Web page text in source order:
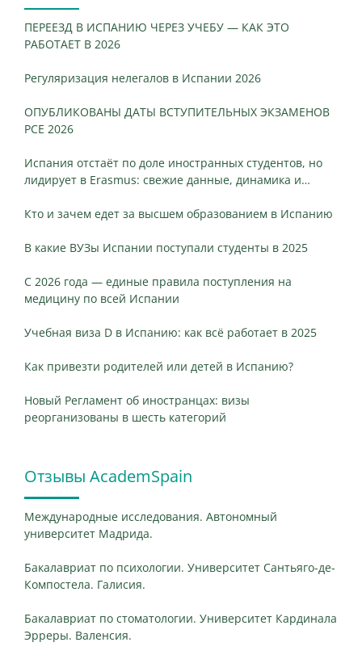
ПЕРЕЕЗД В ИСПАНИЮ ЧЕРЕЗ УЧЕБУ — КАК ЭТО
РАБОТАЕТ В 2026
Регуляризация нелегалов в Испании 2026
ОПУБЛИКОВАНЫ ДАТЫ ВСТУПИТЕЛЬНЫХ ЭКЗАМЕНОВ
PCE 2026
Испания отстаёт по доле иностранных студентов, но
лидирует в Erasmus: свежие данные, динамика и
Кто и зачем едет за высшем образованием в Испанию
В какие ВУЗы Испании поступали студенты в 2025
С 2026 года — единые правила поступления на
медицину по всей Испании
Учебная виза D в Испанию: как всё работает в 2025
Как привезти родителей или детей в Испанию?
Новый Регламент об иностранцах: визы
реорганизованы в шесть категорий
Отзывы AcademSpain
Международные исследования. Автономный
университет Мадрида.
Бакалавриат по психологии. Университет Сантьяго-де-
Компостела. Галисия.
Бакалавриат по стоматологии. Университет Кардинала
Эрреры. Валенсия.